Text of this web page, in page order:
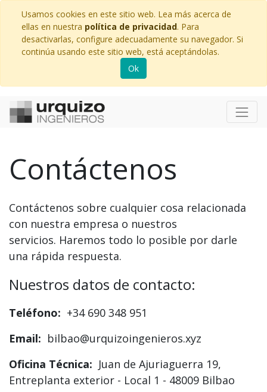
Usamos cookies en este sitio web. Lea más acerca de
ellas en nuestra política de privacidad. Para
desactivarlas, configure adecuadamente su navegador. Si
continúa usando este sitio web, está aceptándolas.
Ok
Contáctenos
Contáctenos sobre cualquier cosa relacionada
con nuestra empresa o nuestros
servicios. Haremos todo lo posible por darle
una rápida respuesta.
Nuestros datos de contacto:
Teléfono: +34 690 348 951
Email: bilbao@urquizoingenieros.xyz
Oficina Técnica: Juan de Ajuriaguerra 19,
Entreplanta exterior - Local 1 - 48009 Bilbao